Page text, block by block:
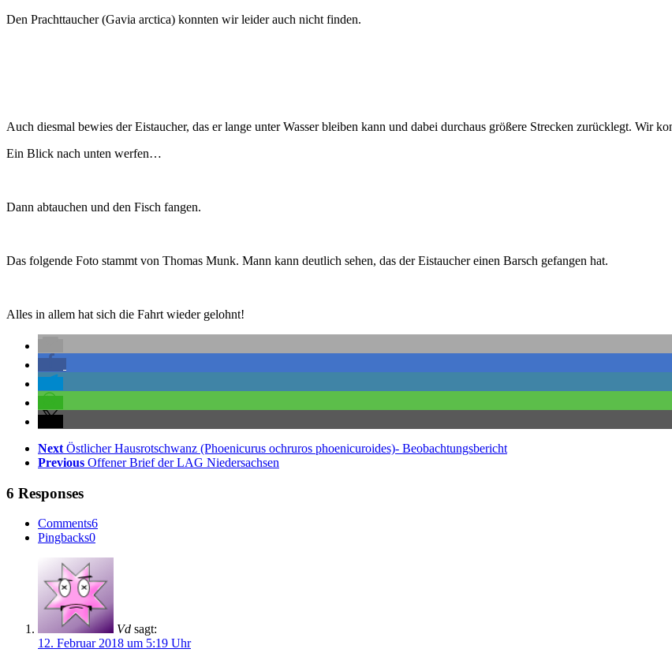
Den Prachttaucher (Gavia arctica) konnten wir leider auch nicht finden.
Auch diesmal bewies der Eistaucher, das er lange unter Wasser bleiben kann und dabei durchaus größere Strecken zurücklegt. Wir
Ein Blick nach unten werfen…
Dann abtauchen und den Fisch fangen.
Das folgende Foto stammt von Thomas Munk. Mann kann deutlich sehen, das der Eistaucher einen Barsch gefangen hat.
Alles in allem hat sich die Fahrt wieder gelohnt!
Next Östlicher Hausrotschwanz (Phoenicurus ochruros phoenicuroides)- Beobachtungsbericht
Previous Offener Brief der LAG Niedersachsen
6 Responses
Comments6
Pingbacks0
Vd sagt:
12. Februar 2018 um 5:19 Uhr